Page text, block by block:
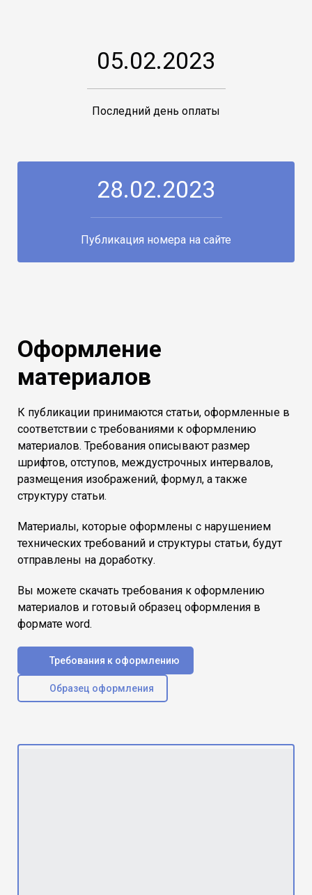
05.02.2023
Последний день оплаты
28.02.2023
Публикация номера на сайте
Оформление
материалов
К публикации принимаются статьи, оформленные в
соответствии с требованиями к оформлению
материалов. Требования описывают размер
шрифтов, отступов, междустрочных интервалов,
размещения изображений, формул, а также
структуру статьи.
Материалы, которые оформлены с нарушением
технических требований и структуры статьи, будут
отправлены на доработку.
Вы можете скачать требования к оформлению
материалов и готовый образец оформления в
формате word.
Требования к оформлению
Образец оформления